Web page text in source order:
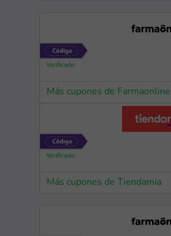
Más cupones de Farmaonline
Más cupones de Tiendamia